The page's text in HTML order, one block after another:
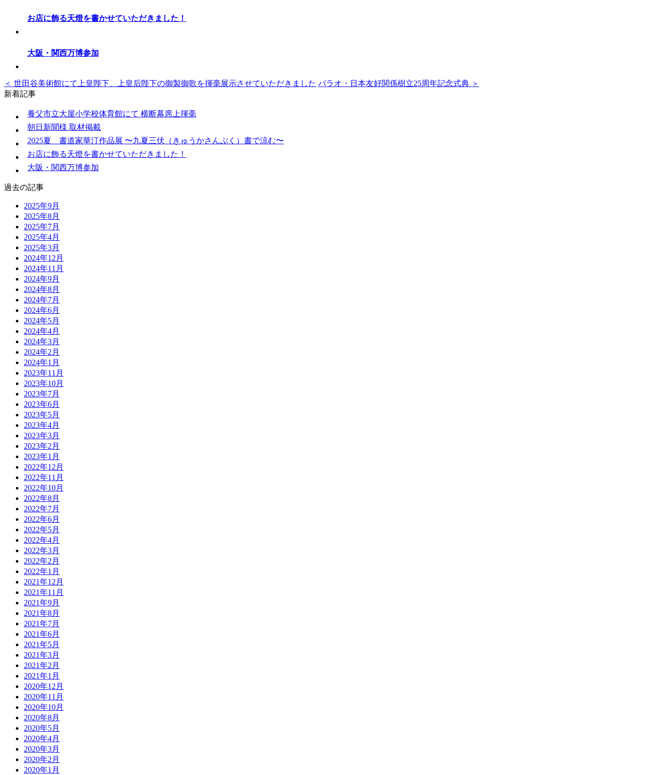
お店に飾る天燈を書かせていただきました！
大阪・関西万博参加
＜ 世田谷美術館にて上皇陛下、上皇后陛下の御製御歌を揮毫展示させていただきました パラオ・日本友好関係樹立25周年記念式典 ＞
新着記事
養父市立大屋小学校体育館にて 横断幕席上揮毫
朝日新聞様 取材掲載
2025夏 書道家華汀作品展 〜九夏三伏（きゅうかさんぷく）書で涼む〜
お店に飾る天燈を書かせていただきました！
大阪・関西万博参加
過去の記事
2025年9月
2025年8月
2025年7月
2025年4月
2025年3月
2024年12月
2024年11月
2024年9月
2024年8月
2024年7月
2024年6月
2024年5月
2024年4月
2024年3月
2024年2月
2024年1月
2023年11月
2023年10月
2023年7月
2023年6月
2023年5月
2023年4月
2023年3月
2023年2月
2023年1月
2022年12月
2022年11月
2022年10月
2022年8月
2022年7月
2022年6月
2022年5月
2022年4月
2022年3月
2022年2月
2022年1月
2021年12月
2021年11月
2021年9月
2021年8月
2021年7月
2021年6月
2021年5月
2021年3月
2021年2月
2021年1月
2020年12月
2020年11月
2020年10月
2020年8月
2020年5月
2020年4月
2020年3月
2020年2月
2020年1月